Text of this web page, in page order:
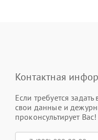
Контактная
Если требуется задать
свои данные и
проконсультирует Вас!